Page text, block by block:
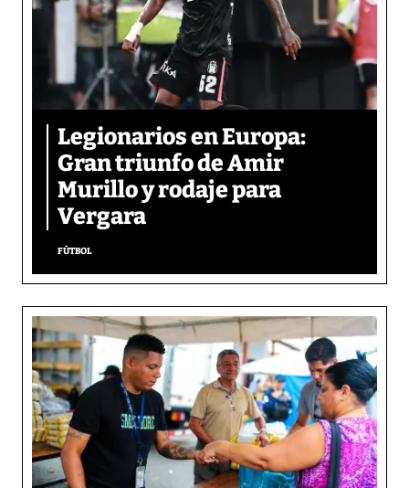
Legionarios en Europa:
Gran triunfo de Amir
Murillo y rodaje para
Vergara
FÚTBOL